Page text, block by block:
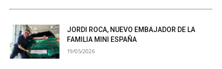
JORDI ROCA, NUEVO EMBAJADOR DE LA
FAMILIA MINI ESPAÑA
19/05/2026